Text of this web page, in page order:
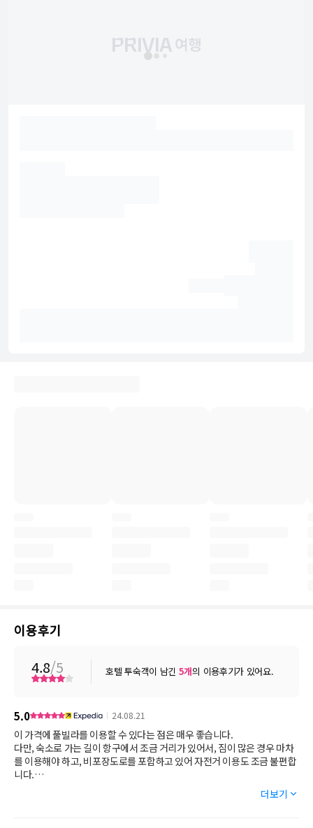
이용후기
4.8/5 호텔 투숙객이 남긴 5개의 이용후기가 있어요.
5.0 24.08.21
이 가격에 풀빌라를 이용할 수 있다는 점은 매우 좋습니다.
다만, 숙소로 가는 길이 항구에서 조금 거리가 있어서, 짐이 많은 경우 마차
를 이용해야 하고, 비포장도로를 포함하고 있어 자전거 이용도 조금 불편합
니다.
자전거는 무료로 대여가 가능하다고 되어있으나, 현장에서 자전거 렌트비
더보기